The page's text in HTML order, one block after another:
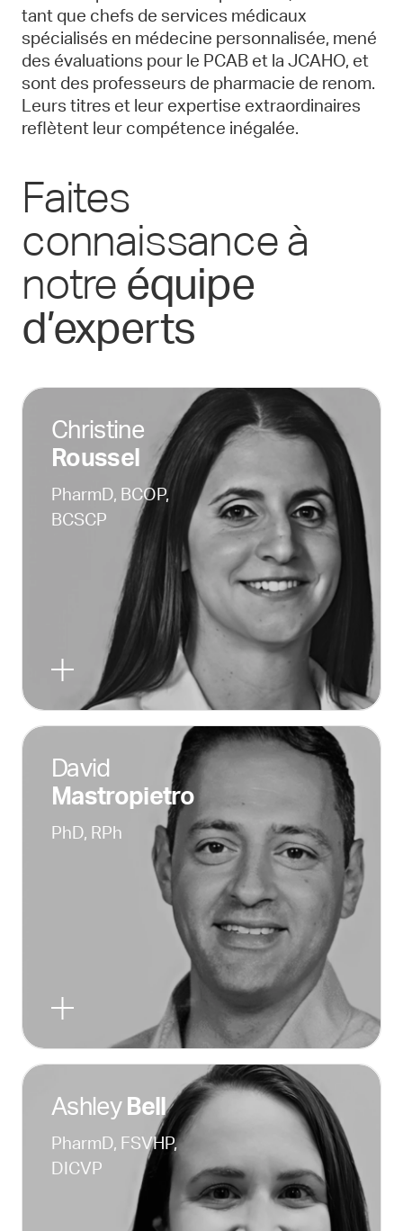
tant que chefs de services médicaux
spécialisés en médecine personnalisée, mené
des évaluations pour le PCAB et la JCAHO, et
sont des professeurs de pharmacie de renom.
Leurs titres et leur expertise extraordinaires
reflètent leur compétence inégalée.
Faites
connaissance à
notre équipe
d’experts
Christine
Roussel
PharmD, BCOP,
BCSCP
David
Mastropietro
PhD, RPh
Ashley Bell
PharmD, FSVHP,
DICVP